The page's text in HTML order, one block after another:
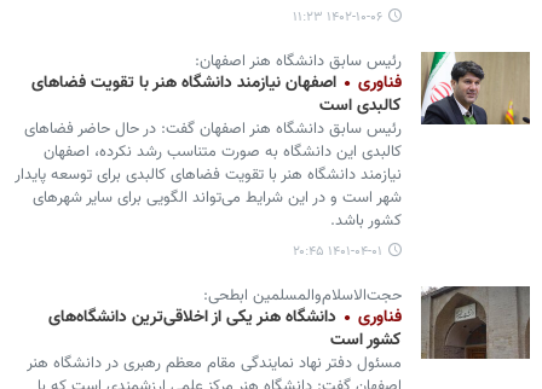
۱۴۰۲-۱۰-۰۶ ۱۱:۲۳
رئیس سابق دانشگاه هنر اصفهان:
فناوری
اصفهان نیازمند دانشگاه هنر با تقویت فضاهای
کالبدی است
رئیس سابق دانشگاه هنر اصفهان گفت: در حال حاضر فضاهای
کالبدی این دانشگاه به صورت متناسب رشد نکرده، اصفهان
نیازمند دانشگاه هنر با تقویت فضاهای کالبدی برای توسعه پایدار
شهر است و در این شرایط می‌تواند الگویی برای سایر شهرهای
کشور باشد.
۱۴۰۱-۰۴-۰۱ ۲۰:۴۵
حجت‌الاسلام‌والمسلمین ابطحی:
فناوری
دانشگاه هنر یکی از اخلاقی‌ترین دانشگاه‌های
کشور است
مسئول دفتر نهاد نمایندگی مقام معظم رهبری در دانشگاه هنر